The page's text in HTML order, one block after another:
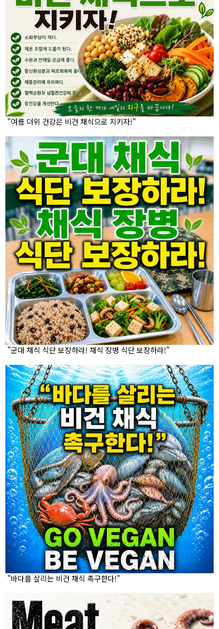
"여름 더위 건강은 비건 채식으로 지키자!"
"군대 채식 식단 보장하라! 채식 장병 식단 보장하라!"
"바다를 살리는 비건 채식 촉구한다!"